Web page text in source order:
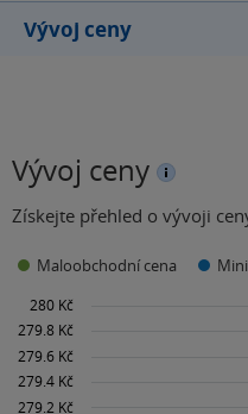
Vývoj ceny
Vývoj ceny
Získejte přehled o vývoji
Maloobchodní cena